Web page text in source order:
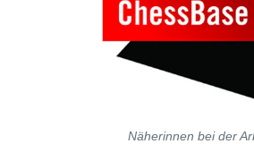
Näherinnen bei der